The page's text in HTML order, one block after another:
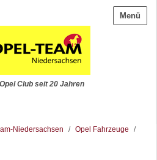
Menü
Club seit 20 Jahren
Niedersachsen / Opel Fahrzeuge
/